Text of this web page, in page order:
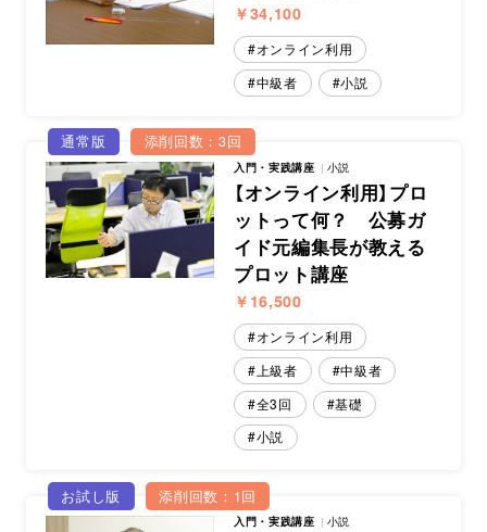
￥34,100
オンライン利用
中級者
小説
通常版 添削回数：3回
入門・実践講座 小説
【オンライン利用】プロ
ットって何？ 公募ガ
イド元編集長が教える
プロット講座
￥16,500
オンライン利用
上級者
中級者
全3回
基礎
小説
お試し版 添削回数：1回
入門・実践講座 小説